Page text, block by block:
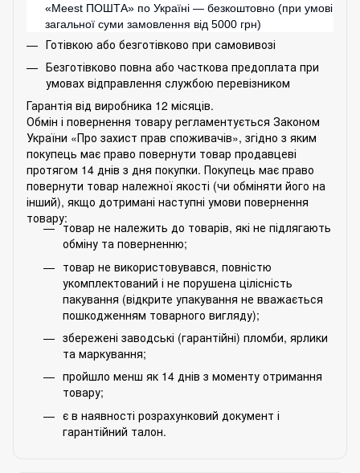
«Meest ПОШТА» по Україні — безкоштовно (при умові
загальної суми замовлення від 5000 грн)
Готівкою або безготівково при самовивозі
Безготівково повна або часткова предоплата при
умовах відправлення службою перевізником
Гарантія від виробника 12 місяців.
Обмін і повернення товару регламентується Законом
України «Про захист прав споживачів», згідно з яким
покупець має право повернути товар продавцеві
протягом 14 днів з дня покупки. Покупець має право
повернути товар належної якості (чи обміняти його на
інший), якщо дотримані наступні умови повернення
товару:
товар не належить до товарів, які не підлягають
обміну та поверненню;
товар не використовувався, повністю
укомплектований і не порушена цілісність
пакування (відкрите упакування не вважається
пошкодженням товарного вигляду);
збережені заводські (гарантійні) пломби, ярлики
та маркування;
пройшло менш як 14 днів з моменту отримання
товару;
є в наявності розрахунковий документ і
гарантійний талон.